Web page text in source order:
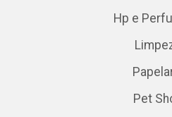
Hp e
Pet